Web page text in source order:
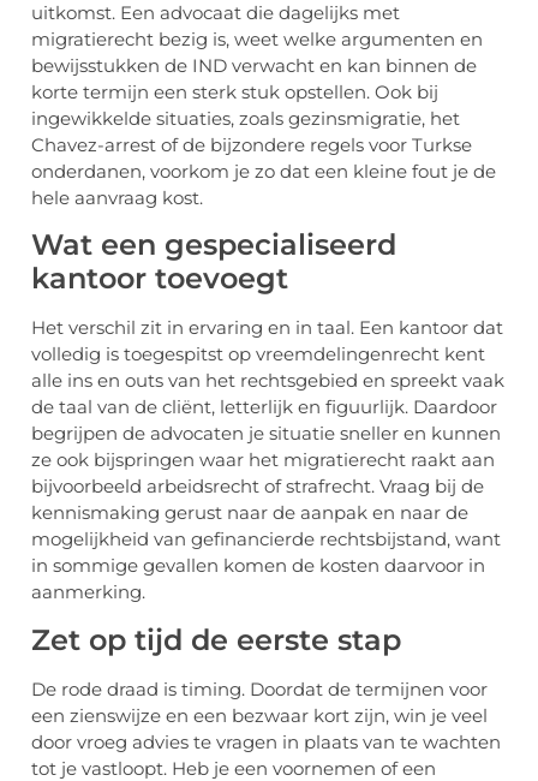
uitkomst. Een advocaat die dagelijks met
migratierecht bezig is, weet welke argumenten en
bewijsstukken de IND verwacht en kan binnen de
korte termijn een sterk stuk opstellen. Ook bij
ingewikkelde situaties, zoals gezinsmigratie, het
Chavez-arrest of de bijzondere regels voor Turkse
onderdanen, voorkom je zo dat een kleine fout je de
hele aanvraag kost.
Wat een gespecialiseerd
kantoor toevoegt
Het verschil zit in ervaring en in taal. Een kantoor dat
volledig is toegespitst op vreemdelingenrecht kent
alle ins en outs van het rechtsgebied en spreekt vaak
de taal van de cliënt, letterlijk en figuurlijk. Daardoor
begrijpen de advocaten je situatie sneller en kunnen
ze ook bijspringen waar het migratierecht raakt aan
bijvoorbeeld arbeidsrecht of strafrecht. Vraag bij de
kennismaking gerust naar de aanpak en naar de
mogelijkheid van gefinancierde rechtsbijstand, want
in sommige gevallen komen de kosten daarvoor in
aanmerking.
Zet op tijd de eerste stap
De rode draad is timing. Doordat de termijnen voor
een zienswijze en een bezwaar kort zijn, win je veel
door vroeg advies te vragen in plaats van te wachten
tot je vastloopt. Heb je een voornemen of een